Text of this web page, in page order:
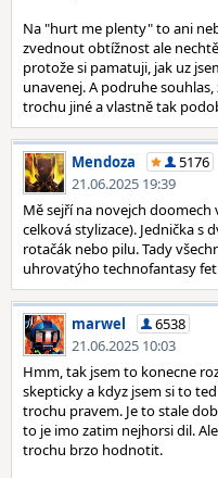
Na "hurt me plenty" to ani
zvednout obtížnost ale
protože si pamatuji, jak uz
unavenej. A podruhe
trochu jiné a vlastně tak
Mendoza
5176
21.06.2025 19:39
Mě sejří na novejch doomech
celková stylizace). Jednička
rotačák nebo pilu. Tady
uhrovatýho technofantasy
marwel
6538
21.06.2025 10:03
Hmm, tak jsem to konecne
skepticky a kdyz jsem si to
trochu pravem. Je to stale
to je imo zatim nejhorsi dil.
trochu brzo hodnotit.